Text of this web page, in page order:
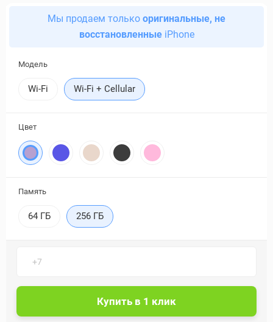
Мы продаем только оригинальные, не
восстановленныеiPhone
Модель
Wi-Fi Wi-Fi + Cellular
Цвет
Память
64 ГБ 256 ГБ